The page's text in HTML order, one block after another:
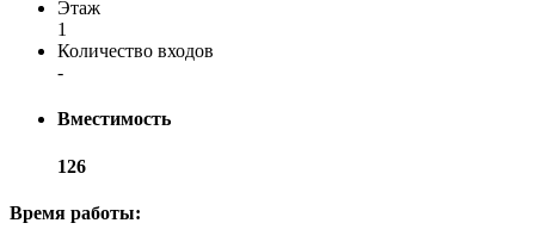
Этаж
1
Количество входов
-
Вместимость
126
Время работы: